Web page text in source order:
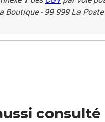
Boutique - 99 999 La Poste
consulté